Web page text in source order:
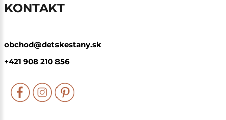
KONTAKT
obchod@detskestany.sk
+421 908 210 856